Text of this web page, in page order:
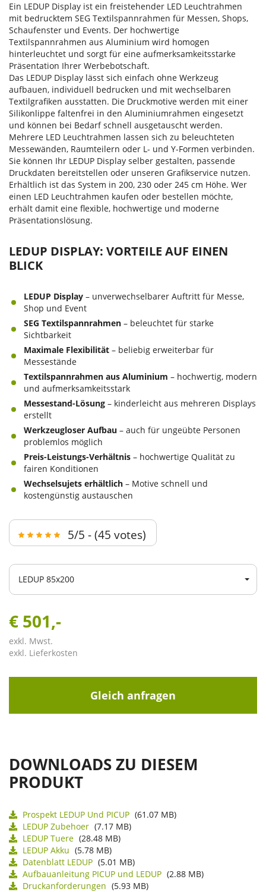
Ein LEDUP Display ist ein freistehender LED Leuchtrahmen
mit bedrucktem SEG Textilspannrahmen für Messen, Shops,
Schaufenster und Events. Der hochwertige
Textilspannrahmen aus Aluminium wird homogen
hinterleuchtet und sorgt für eine aufmerksamkeitsstarke
Präsentation Ihrer Werbebotschaft.
Das LEDUP Display lässt sich einfach ohne Werkzeug
aufbauen, individuell bedrucken und mit wechselbaren
Textilgrafiken ausstatten. Die Druckmotive werden mit einer
Silikonlippe faltenfrei in den Aluminiumrahmen eingesetzt
und können bei Bedarf schnell ausgetauscht werden.
Mehrere LED Leuchtrahmen lassen sich zu beleuchteten
Messewänden, Raumteilern oder L- und Y-Formen verbinden.
Sie können Ihr LEDUP Display selber gestalten, passende
Druckdaten bereitstellen oder unseren Grafikservice nutzen.
Erhältlich ist das System in 200, 230 oder 245 cm Höhe. Wer
einen LED Leuchtrahmen kaufen oder bestellen möchte,
erhält damit eine flexible, hochwertige und moderne
Präsentationslösung.
LEDUP DISPLAY: VORTEILE AUF EINEN
BLICK
LEDUP Display – unverwechselbarer Auftritt für Messe,
Shop und Event
SEG Textilspannrahmen – beleuchtet für starke
Sichtbarkeit
Maximale Flexibilität – beliebig erweiterbar für
Messestände
Textilspannrahmen aus Aluminium – hochwertig, modern
und aufmerksamkeitsstark
Messestand-Lösung – kinderleicht aus mehreren Displays
erstellt
Werkzeugloser Aufbau – auch für ungeübte Personen
problemlos möglich
Preis-Leistungs-Verhältnis – hochwertige Qualität zu
fairen Konditionen
Wechselsujets erhältlich – Motive schnell und
kostengünstig austauschen
5/5 - (45 votes)
LEDUP 85x200
€ 501,-
exkl. Mwst.
exkl. Lieferkosten
Gleich anfragen
DOWNLOADS ZU DIESEM
PRODUKT
Prospekt LEDUP Und PICUP (61.07 MB)
LEDUP Zubehoer (7.17 MB)
LEDUP Tuere (28.48 MB)
LEDUP Akku (5.78 MB)
Datenblatt LEDUP (5.01 MB)
Aufbauanleitung PICUP und LEDUP (2.88 MB)
Druckanforderungen (5.93 MB)